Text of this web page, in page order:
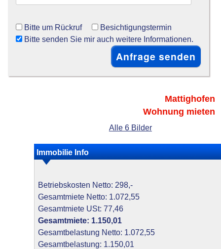
Bitte um Rückruf
Besichtigungstermin
Bitte senden Sie mir auch weitere Informationen.
Mattighofen
Wohnung mieten
Alle 6 Bilder
Immobilie Info
Betriebskosten Netto: 298,-
Gesamtmiete Netto: 1.072,55
Gesamtmiete USt: 77,46
Gesamtmiete: 1.150,01
Gesamtbelastung Netto: 1.072,55
Gesamtbelastung: 1.150,01